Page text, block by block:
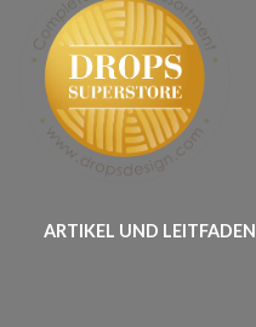
ARTIKEL UND LEITFADEN